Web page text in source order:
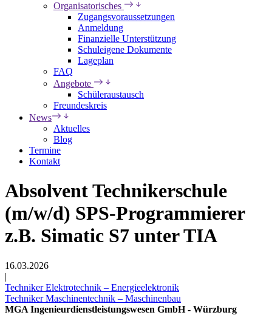
Organisatorisches
Zugangsvoraussetzungen
Anmeldung
Finanzielle Unterstützung
Schuleigene Dokumente
Lageplan
FAQ
Angebote
Schüleraustausch
Freundeskreis
News
Aktuelles
Blog
Termine
Kontakt
Absolvent Technikerschule
(m/w/d) SPS-Programmierer
z.B. Simatic S7 unter TIA
16.03.2026
|
Techniker Elektrotechnik – Energieelektronik
Techniker Maschinentechnik – Maschinenbau
MGA Ingenieurdienstleistungswesen GmbH - Würzburg